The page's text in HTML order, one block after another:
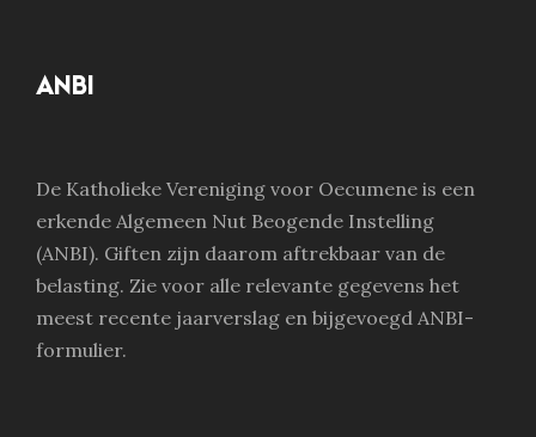
ANBI
De Katholieke Vereniging voor Oecumene is een
erkende Algemeen Nut Beogende Instelling
(ANBI). Giften zijn daarom aftrekbaar van de
belasting. Zie voor alle relevante gegevens het
meest recente jaarverslag en bijgevoegd ANBI-
formulier.